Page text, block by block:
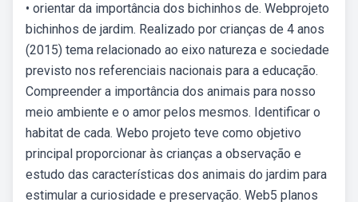
• orientar da importância dos bichinhos de. Webprojeto
bichinhos de jardim. Realizado por crianças de 4 anos
(2015) tema relacionado ao eixo natureza e sociedade
previsto nos referenciais nacionais para a educação.
Compreender a importância dos animais para nosso
meio ambiente e o amor pelos mesmos. Identificar o
habitat de cada. Webo projeto teve como objetivo
principal proporcionar às crianças a observação e
estudo das características dos animais do jardim para
estimular a curiosidade e preservação. Web5 planos